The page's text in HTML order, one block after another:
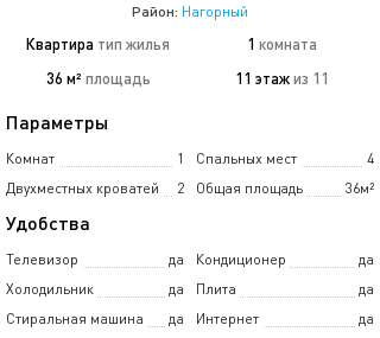
Район: Нагорный
Квартира тип жилья 1 комната
36 м² площадь 11 этажиз 11
Параметры
Комнат 1 Спальных мест
4
Двухместных кроватей
2 Общая площадь 36м²
Удобства
Телевизор да Кондиционер
да
Холодильник
да Плита
да
Стиральная машина
да Интернет да